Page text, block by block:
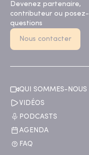
Devenez partenaire,
contributeur ou posez-
questions
Nous contacter
QUI SOMMES-NOUS
VIDÉOS
PODCASTS
AGENDA
FAQ